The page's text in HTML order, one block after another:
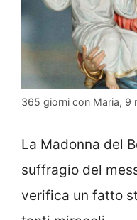
365 giorni con Maria, 9
La Madonna del
suffragio del
verifica un fatto